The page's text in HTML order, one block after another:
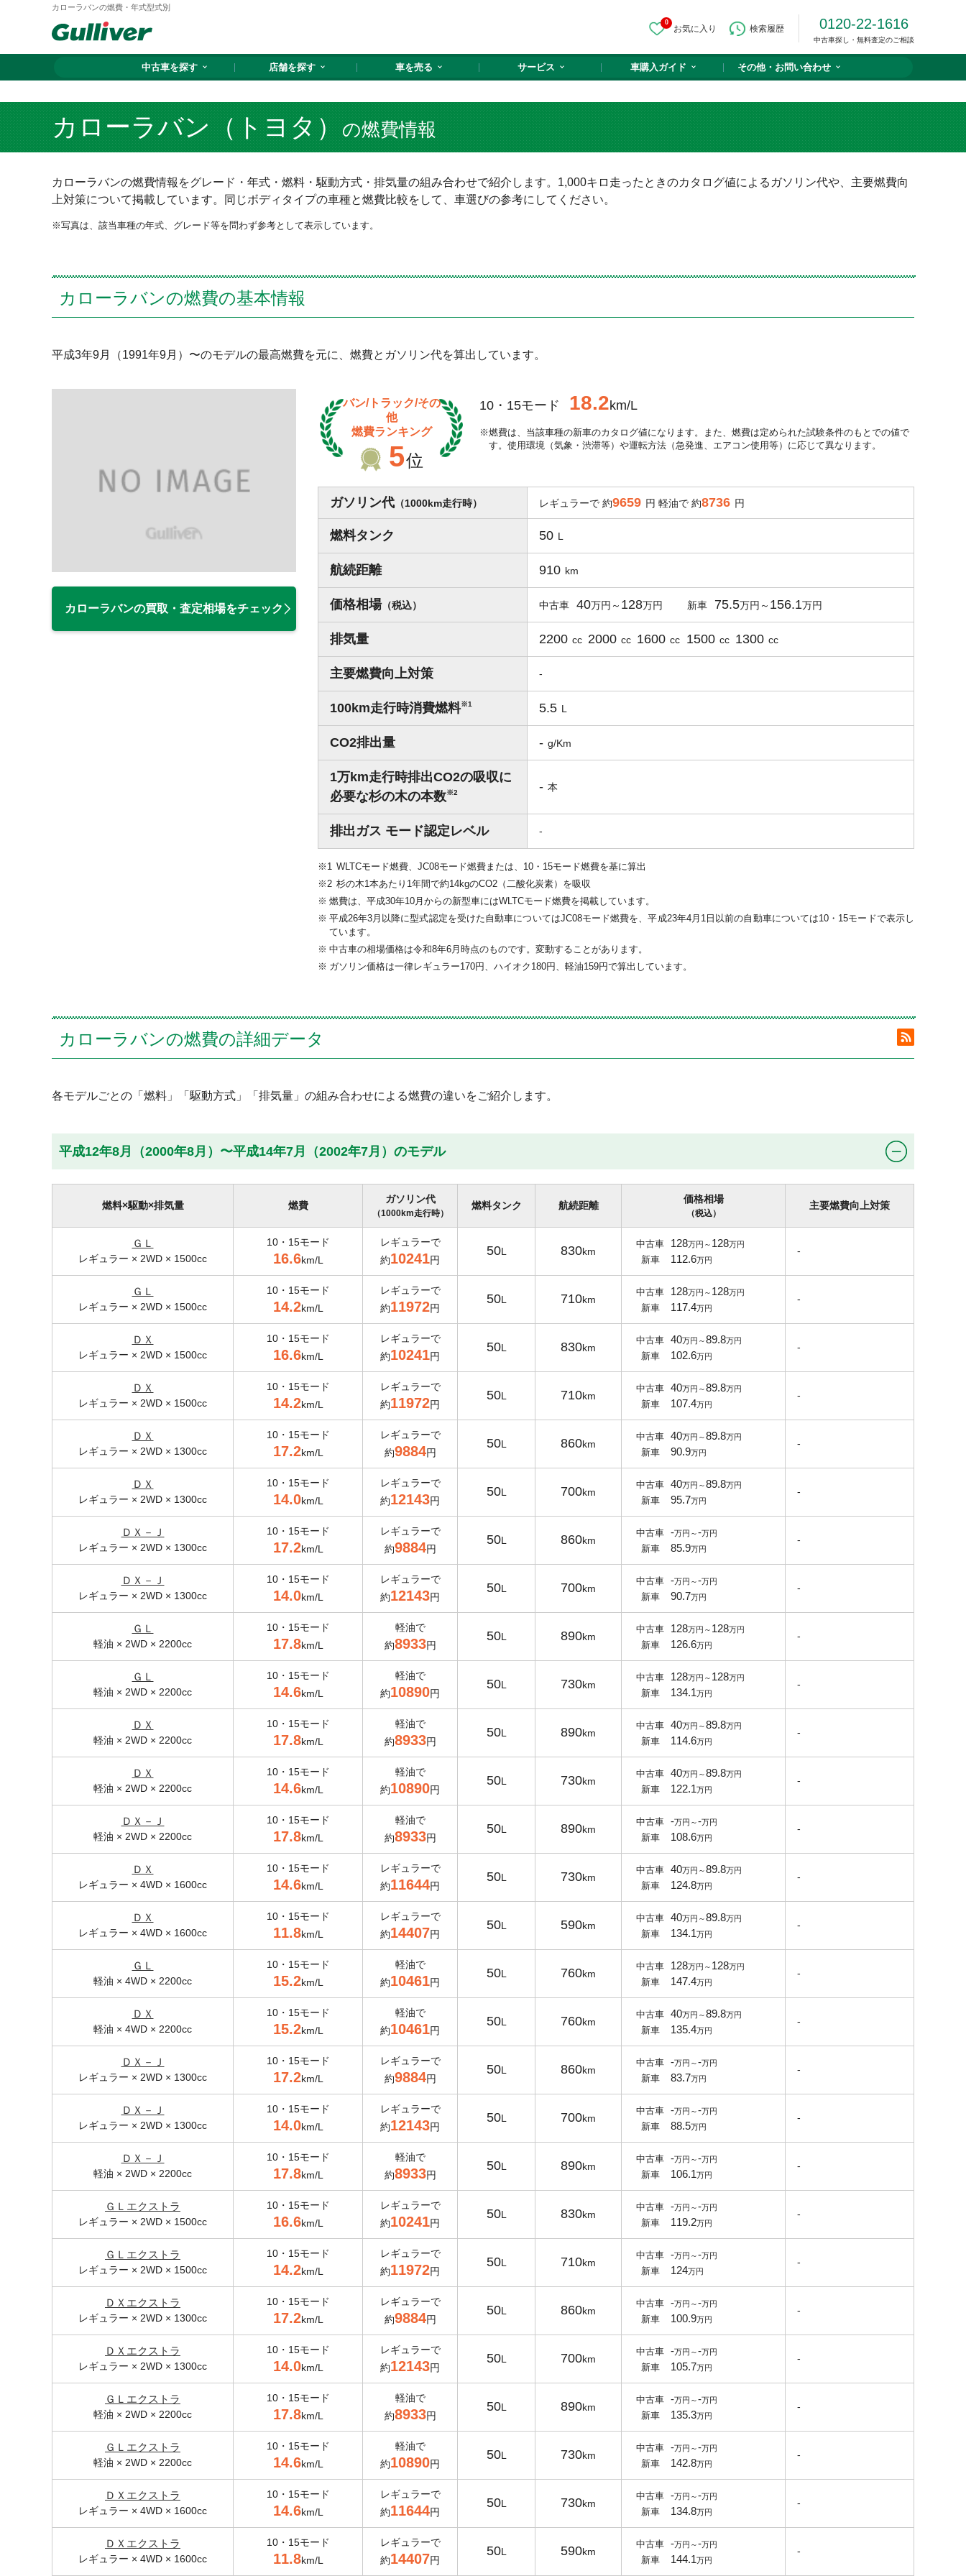
カローラバンの燃費・年式型式別
0
お気に入り 検索履歴 0120-22-1616
中古車探し・無料査定のご相談
中古車を探す 店舗を探す 車を売る サービス 車購入ガイド その他・ お問い合わせ
カローラバン（トヨタ）の燃費情報
カローラバンの燃費情報をグレード・年式・燃料・駆動方式・排気量の組み合わせで紹介します。1,000キロ走ったときのカタログ値によるガソリン代や、主要燃費向
上対策について掲載しています。同じボディタイプの車種と燃費比較をして、車選びの参考にしてください。
写真は、該当車種の年式、グレード等を問わず参考として表示しています。
カローラバンの燃費の基本情報
平成3年9月（1991年9月）〜のモデルの最高燃費を元に、燃費とガソリン代を算出しています。
カローラバンの買取・査定相場をチェック
バン/トラック/その
他
燃費ランキング
5位
10・15モード 18.2km/L
燃費は、当該車種の新車のカタログ値になります。また、燃費は定められた試験条件のもとでの値で
す。使用環境（気象・渋滞等）や運転方法（急発進、エアコン使用等）に応じて異なります。
ガソリン代 （1000km走行時） レギュラーで 約9659 円 軽油で 約8736 円
燃料タンク 50 L
航続距離 910 km
価格相場（税込） 中古車 40 128 新車 75.5 156.1
排気量 2200 cc 2000 cc 1600 cc 1500 cc 1300 cc
主要燃費向上対策 -
100km走行時消費燃料※1 5.5 L
CO2排出量 - g/Km
1万km走行時排出CO2の吸収に
必要な杉の木の本数※2 - 本
排出ガス モード認定レベル -
WLTCモード燃費、JC08モード燃費または、10・15モード燃費を基に算出
杉の木1本あたり1年間で約14kgのCO2（二酸化炭素）を吸収
燃費は、平成30年10月からの新型車にはWLTCモード燃費を掲載しています。
平成26年3月以降に型式認定を受けた自動車についてはJC08モード燃費を、平成23年4月1日以前の自動車については10・15モードで表示し
ています。
中古車の相場価格は令和8年6月時点のものです。変動することがあります。
ガソリン価格は一律レギュラー170円、ハイオク180円、軽油159円で算出しています。
カローラバンの燃費の詳細データ
各モデルごとの「燃料」「駆動方式」「排気量」の組み合わせによる燃費の違いをご紹介します。
平成12年8月（2000年8月）〜平成14年7月（2002年7月）のモデル
燃料×駆動×排気量 燃費
ガソリン代
（1000km走行時）
燃料タンク 航続距離
価格相場
（税込）
主要燃費向上対策
ＧＬ
レギュラー × 2WD × 1500cc
10・15モード
16.6km/L
レギュラーで
約10241円
50L 830km
中古車 128 128
新車 112.6
-
ＧＬ
レギュラー × 2WD × 1500cc
10・15モード
14.2km/L
レギュラーで
約11972円
50L 710km
中古車 128 128
新車 117.4
-
ＤＸ
レギュラー × 2WD × 1500cc
10・15モード
16.6km/L
レギュラーで
約10241円
50L 830km
中古車 40 89.8
新車 102.6
-
ＤＸ
レギュラー × 2WD × 1500cc
10・15モード
14.2km/L
レギュラーで
約11972円
50L 710km
中古車 40 89.8
新車 107.4
-
ＤＸ
レギュラー × 2WD × 1300cc
10・15モード
17.2km/L
レギュラーで
約9884円
50L 860km
中古車 40 89.8
新車 90.9
-
ＤＸ
レギュラー × 2WD × 1300cc
10・15モード
14.0km/L
レギュラーで
約12143円
50L 700km
中古車 40 89.8
新車 95.7
-
ＤＸ－Ｊ
レギュラー × 2WD × 1300cc
10・15モード
17.2km/L
レギュラーで
約9884円
50L 860km
中古車 - -
新車 85.9
-
ＤＸ－Ｊ
レギュラー × 2WD × 1300cc
10・15モード
14.0km/L
レギュラーで
約12143円
50L 700km
中古車 - -
新車 90.7
-
ＧＬ
軽油 × 2WD × 2200cc
10・15モード
17.8km/L
軽油で
約8933円
50L 890km
中古車 128 128
新車 126.6
-
ＧＬ
軽油 × 2WD × 2200cc
10・15モード
14.6km/L
軽油で
約10890円
50L 730km
中古車 128 128
新車 134.1
-
ＤＸ
軽油 × 2WD × 2200cc
10・15モード
17.8km/L
軽油で
約8933円
50L 890km
中古車 40 89.8
新車 114.6
-
ＤＸ
軽油 × 2WD × 2200cc
10・15モード
14.6km/L
軽油で
約10890円
50L 730km
中古車 40 89.8
新車 122.1
-
ＤＸ－Ｊ
軽油 × 2WD × 2200cc
10・15モード
17.8km/L
軽油で
約8933円
50L 890km
中古車 - -
新車 108.6
-
ＤＸ
レギュラー × 4WD × 1600cc
10・15モード
14.6km/L
レギュラーで
約11644円
50L 730km
中古車 40 89.8
新車 124.8
-
ＤＸ
レギュラー × 4WD × 1600cc
10・15モード
11.8km/L
レギュラーで
約14407円
50L 590km
中古車 40 89.8
新車 134.1
-
ＧＬ
軽油 × 4WD × 2200cc
10・15モード
15.2km/L
軽油で
約10461円
50L 760km
中古車 128 128
新車 147.4
-
ＤＸ
軽油 × 4WD × 2200cc
10・15モード
15.2km/L
軽油で
約10461円
50L 760km
中古車 40 89.8
新車 135.4
-
ＤＸ－Ｊ
レギュラー × 2WD × 1300cc
10・15モード
17.2km/L
レギュラーで
約9884円
50L 860km
中古車 - -
新車 83.7
-
ＤＸ－Ｊ
レギュラー × 2WD × 1300cc
10・15モード
14.0km/L
レギュラーで
約12143円
50L 700km
中古車 - -
新車 88.5
-
ＤＸ－Ｊ
軽油 × 2WD × 2200cc
10・15モード
17.8km/L
軽油で
約8933円
50L 890km
中古車 - -
新車 106.1
-
ＧＬエクストラ
レギュラー × 2WD × 1500cc
10・15モード
16.6km/L
レギュラーで
約10241円
50L 830km
中古車 - -
新車 119.2
-
ＧＬエクストラ
レギュラー × 2WD × 1500cc
10・15モード
14.2km/L
レギュラーで
約11972円
50L 710km
中古車 - -
新車 124
-
ＤＸエクストラ
レギュラー × 2WD × 1300cc
10・15モード
17.2km/L
レギュラーで
約9884円
50L 860km
中古車 - -
新車 100.9
-
ＤＸエクストラ
レギュラー × 2WD × 1300cc
10・15モード
14.0km/L
レギュラーで
約12143円
50L 700km
中古車 - -
新車 105.7
-
ＧＬエクストラ
軽油 × 2WD × 2200cc
10・15モード
17.8km/L
軽油で
約8933円
50L 890km
中古車 - -
新車 135.3
-
ＧＬエクストラ
軽油 × 2WD × 2200cc
10・15モード
14.6km/L
軽油で
約10890円
50L 730km
中古車 - -
新車 142.8
-
ＤＸエクストラ
レギュラー × 4WD × 1600cc
10・15モード
14.6km/L
レギュラーで
約11644円
50L 730km
中古車 - -
新車 134.8
-
ＤＸエクストラ
レギュラー × 4WD × 1600cc
10・15モード
11.8km/L
レギュラーで
約14407円
50L 590km
中古車 - -
新車 144.1
-